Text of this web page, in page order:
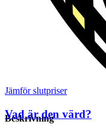
Beskrivning
Jämför slutpriser
Vad är den värd?